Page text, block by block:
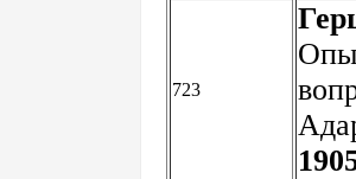
723